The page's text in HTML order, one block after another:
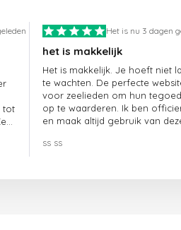
tot
Het is nu 3 dagen
het is makkelijk
Het is makkelijk. Je hoeft niet
te wachten. De perfecte
voor zeelieden om hun tegoed
op te waarderen. Ik ben
en maak altijd gebruik van
ss ss